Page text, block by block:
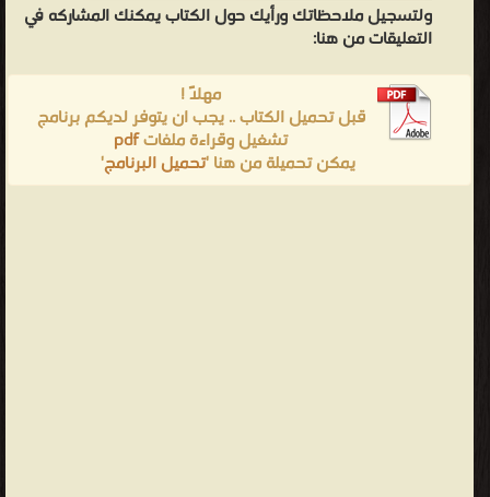
ولتسجيل ملاحظاتك ورأيك حول الكتاب يمكنك المشاركه في
التعليقات من هنا:
مهلاً !
قبل تحميل الكتاب .. يجب ان يتوفر لديكم برنامج
تشغيل وقراءة ملفاتpdf
يمكن تحميلة من هنا 'تحميل البرنامج'